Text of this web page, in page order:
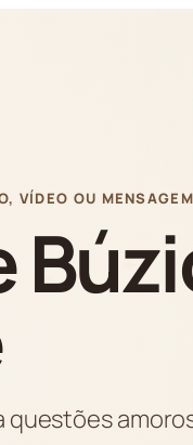
VÍDEO OU MENSAGEM